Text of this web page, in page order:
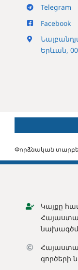
Telegram
Facebook
Երևան,
Փորձնական
Կայքը
գործերի